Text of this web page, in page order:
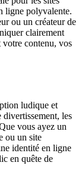
ligne polyvalente.
ou un créateur de
clairement
votre contenu, vos
ludique et
divertissement, les
vous ayez un
ou un site
identité en ligne
en quête de